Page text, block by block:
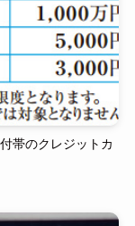
帯のクレジットカ